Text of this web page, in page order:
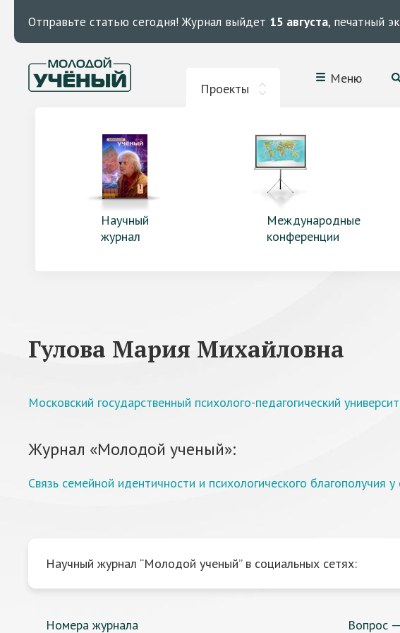
Отправьте статью сегодня! Журнал выйдет 15 августа, печатный
Проекты
Меню
Научный
журнал
Международные
конференции
Гулова Мария Михайловна
Московский государственный психолого-педагогический
Журнал «Молодой ученый»:
Связь семейной идентичности и психологического благополучия
Научный журнал “Молодой ученый” в социальных сетях:
Номера журнала Вопрос